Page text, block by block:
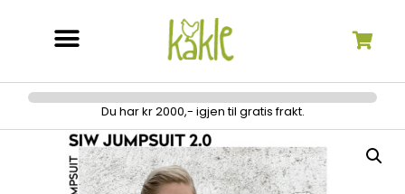
Du har kr 2000,- igjen til gratis frakt.